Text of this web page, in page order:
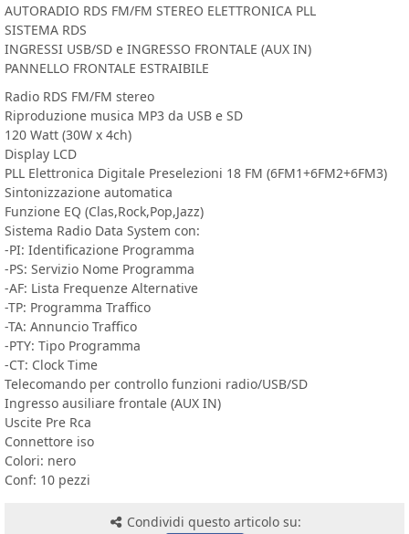
AUTORADIO RDS FM/FM STEREO ELETTRONICA PLL
SISTEMA RDS
INGRESSI USB/SD e INGRESSO FRONTALE (AUX IN)
PANNELLO FRONTALE ESTRAIBILE
Radio RDS FM/FM stereo
Riproduzione musica MP3 da USB e SD
120 Watt (30W x 4ch)
Display LCD
PLL Elettronica Digitale Preselezioni 18 FM (6FM1+6FM2+6FM3)
Sintonizzazione automatica
Funzione EQ (Clas,Rock,Pop,Jazz)
Sistema Radio Data System con:
-PI: Identificazione Programma
-PS: Servizio Nome Programma
-AF: Lista Frequenze Alternative
-TP: Programma Traffico
-TA: Annuncio Traffico
-PTY: Tipo Programma
-CT: Clock Time
Telecomando per controllo funzioni radio/USB/SD
Ingresso ausiliare frontale (AUX IN)
Uscite Pre Rca
Connettore iso
Colori: nero
Conf: 10 pezzi
Condividi questo articolo su: